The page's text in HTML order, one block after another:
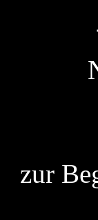
zur